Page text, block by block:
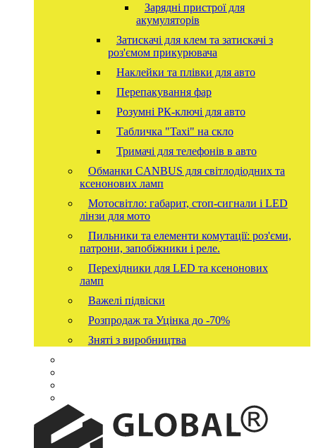
Зарядні пристрої для
акумуляторів
Затискачі для клем та затискачі з
роз'ємом прикурювача
Наклейки та плівки для авто
Перепакування фар
Розумні РК-ключі для авто
Табличка "Taxi" на скло
Тримачі для телефонів в авто
Обманки CANBUS для світлодіодних та
ксенонових ламп
Мотосвітло: габарит, стоп-сигнали і LED
лінзи для мото
Пильники та елементи комутації: роз'єми,
патрони, запобіжники і реле.
Перехідники для LED та ксенонових
ламп
Важелі підвіски
Розпродаж та Уцінка до -70%
Зняті з виробництва